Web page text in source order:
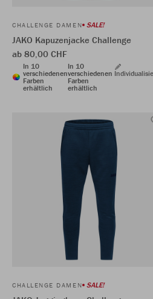
CHALLENGE DAMEN SALE!
JAKO Kapuzenjacke Challenge
ab 80,00 CHF
In 10
verschiedenen
Farben
erhältlich
In 10
verschiedenen
Farben
erhältlich
CHALLENGE DAMEN SALE!